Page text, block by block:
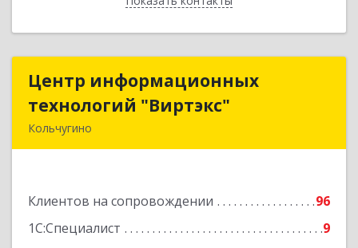
Центр информационных
технологий "Виртэкс"
Кольчугино
Клиентов на сопровождении
96
1С:Специалист
9
Центр информационных
технологий "Виртэкс"
Подробнее